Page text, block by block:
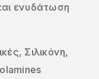
ενυδάτωση
Σιλικόνη,